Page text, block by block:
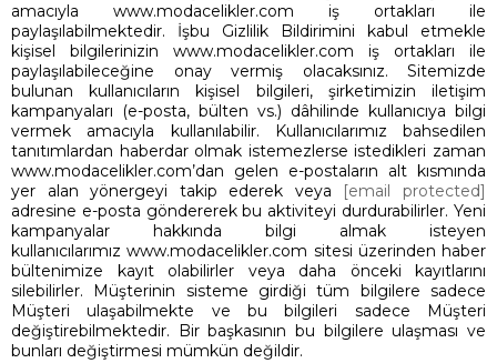
amacıyla www.modacelikler.com iş ortakları ile
paylaşılabilmektedir. İşbu Gizlilik Bildirimini kabul etmekle
kişisel bilgilerinizin www.modacelikler.com iş ortakları ile
paylaşılabileceğine onay vermiş olacaksınız. Sitemizde
bulunan kullanıcıların kişisel bilgileri, şirketimizin iletişim
kampanyaları (e-posta, bülten vs.) dâhilinde kullanıcıya bilgi
vermek amacıyla kullanılabilir. Kullanıcılarımız bahsedilen
tanıtımlardan haberdar olmak istemezlerse istedikleri zaman
www.modacelikler.com’dan gelen e-postaların alt kısmında
yer alan yönergeyi takip ederek veya
[email protected]
adresine e-posta göndererek bu aktiviteyi durdurabilirler. Yeni
kampanyalar hakkında bilgi almak isteyen
kullanıcılarımız www.modacelikler.com sitesi üzerinden haber
bültenimize kayıt olabilirler veya daha önceki kayıtlarını
silebilirler. Müşterinin sisteme girdiği tüm bilgilere sadece
Müşteri ulaşabilmekte ve bu bilgileri sadece Müşteri
değiştirebilmektedir. Bir başkasının bu bilgilere ulaşması ve
bunları değiştirmesi mümkün değildir.